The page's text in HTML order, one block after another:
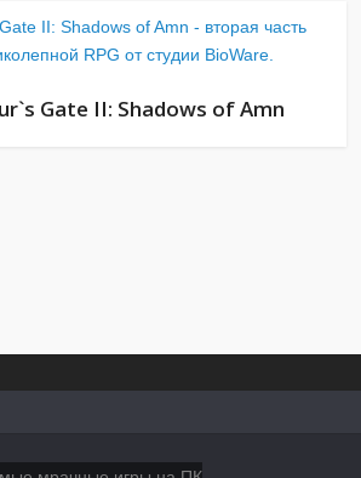
II: Shadows of Amn - вторая часть
RPG от студии BioWare.
Gate II: Shadows of Amn